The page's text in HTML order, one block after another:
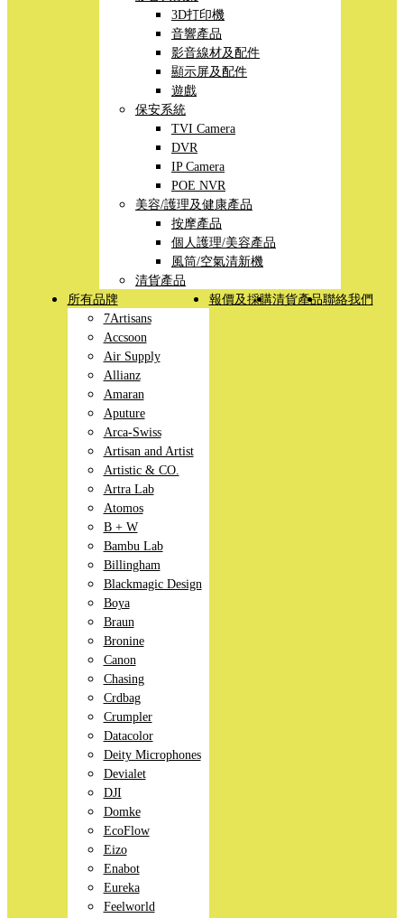
3D打印機
音響產品
影音線材及配件
顯示屏及配件
遊戲
保安系統
TVI Camera
DVR
IP Camera
POE NVR
美容/護理及健康產品
按摩產品
個人護理/美容產品
風筒/空氣清新機
清貨產品
所有品牌
7Artisans
Accsoon
Air Supply
Allianz
Amaran
Aputure
Arca-Swiss
Artisan and Artist
Artistic & CO.
Artra Lab
Atomos
B + W
Bambu Lab
Billingham
Blackmagic Design
Boya
Braun
Bronine
Canon
Chasing
Crdbag
Crumpler
Datacolor
Deity Microphones
Devialet
DJI
Domke
EcoFlow
Eizo
Enabot
Eureka
Feelworld
報價及採購清貨產品聯絡我們